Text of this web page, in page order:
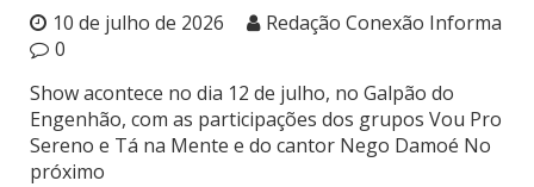
10 de julho de 2026
Redação Conexão Informa
0
Show acontece no dia 12 de julho, no Galpão do
Engenhão, com as participações dos grupos Vou Pro
Sereno e Tá na Mente e do cantor Nego Damoé No
próximo